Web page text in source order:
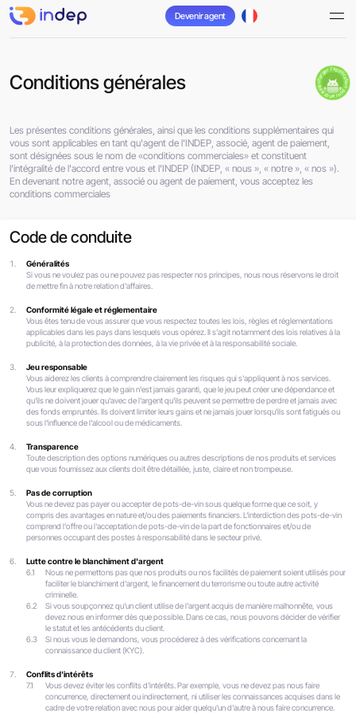
Devenir agent
Conditions générales télécharger l'application pour android.
Les présentes conditions générales, ainsi que les conditions supplémentaires qui
vous sont applicables en tant qu'agent de l'INDEP, associé, agent de paiement,
sont désignées sous le nom de «conditions commerciales» et constituent
l'intégralité de l'accord entre vous et l'INDEP (INDEP, « nous », « notre », « nos »).
En devenant notre agent, associé ou agent de paiement, vous acceptez les
conditions commerciales
Code de conduite
Généralités
Si vous ne voulez pas ou ne pouvez pas respecter nos principes, nous nous réservons le droit
de mettre fin à notre relation d'affaires.
Conformité légale et réglementaire
Vous êtes tenu de vous assurer que vous respectez toutes les lois, règles et réglementations
applicables dans les pays dans lesquels vous opérez. Il s'agit notamment des lois relatives à la
publicité, à la protection des données, à la vie privée et à la responsabilité sociale.
Jeu responsable
Vous aiderez les clients à comprendre clairement les risques qui s'appliquent à nos services.
Vous leur expliquerez que le gain n'est jamais garanti, que le jeu peut créer une dépendance et
qu'ils ne doivent jouer qu'avec de l'argent qu'ils peuvent se permettre de perdre et jamais avec
des fonds empruntés. Ils doivent limiter leurs gains et ne jamais jouer lorsqu'ils sont fatigués ou
sous l'influence de l'alcool ou de médicaments.
Transparence
Toute description des options numériques ou autres descriptions de nos produits et services
que vous fournissez aux clients doit être détaillée, juste, claire et non trompeuse.
Pas de corruption
Vous ne devez pas payer ou accepter de pots-de-vin sous quelque forme que ce soit, y
compris des avantages en nature et/ou des paiements ﬁnanciers. L'interdiction des pots-de-vin
comprend l'offre ou l'acceptation de pots-de-vin de la part de fonctionnaires et/ou de
personnes occupant des postes à responsabilité dans le secteur privé.
Lutte contre le blanchiment d'argent
6.1
Nous ne permettons pas que nos produits ou nos facilités de paiement soient utilisés pour
faciliter le blanchiment d'argent, le financement du terrorisme ou toute autre activité
criminelle.
6.2
Si vous soupçonnez qu'un client utilise de l'argent acquis de manière malhonnête, vous
devez nous en informer dès que possible. Dans ce cas, nous pouvons décider de vérifier
le statut et les antécédents du client.
6.3
Si nous vous le demandons, vous procéderez à des vérifications concernant la
connaissance du client (KYC).
Conflits d'intérêts
7.1
Vous devez éviter les conflits d'intérêts. Par exemple, vous ne devez pas nous faire
concurrence, directement ou indirectement, ni utiliser les connaissances acquises dans le
cadre de votre relation avec nous pour aider quelqu'un d'autre à nous faire concurrence.